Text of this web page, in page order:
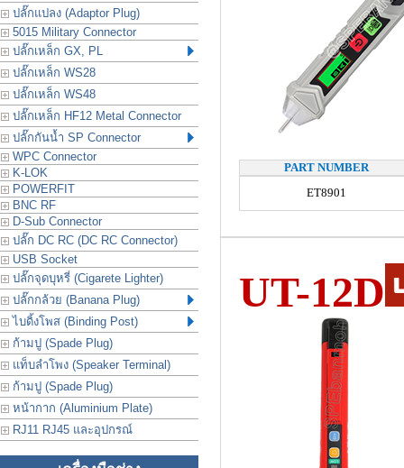
ปลั๊กแปลง (Adaptor Plug)
5015 Military Connector
ปลั๊กเหล็ก GX, PL
ปลั๊กเหล็ก WS28
ปลั๊กเหล็ก WS48
ปลั๊กเหล็ก HF12 Metal Connector
ปลั๊กกันน้ำ SP Connector
WPC Connector
K-LOK
POWERFIT
BNC RF
D-Sub Connector
ปลั๊ก DC RC (DC RC Connector)
USB Socket
ปลั๊กจุดบุหรี่ (Cigarete Lighter)
ปลั๊กกล้วย (Banana Plug)
ไบดิ้งโพส (Binding Post)
ก้ามปู (Spade Plug)
แท็บลำโพง (Speaker Terminal)
ก้ามปู (Spade Plug)
หน้ากาก (Aluminium Plate)
RJ11 RJ45 และอุปกรณ์
PART NUMBER
ET8901
UT-12D